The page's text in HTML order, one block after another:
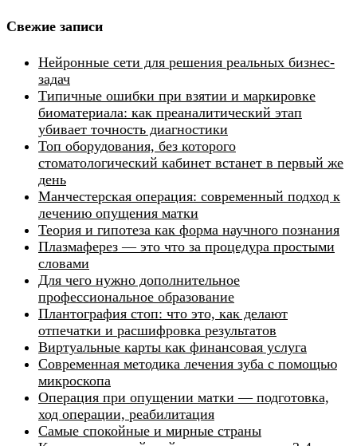
Свежие записи
Нейронные сети для решения реальных бизнес-
задач
Типичные ошибки при взятии и маркировке
биоматериала: как преаналитический этап
убивает точность диагностики
Топ оборудования, без которого
стоматологический кабинет встанет в первый же
день
Манчестерская операция: современный подход к
лечению опущения матки
Теория и гипотеза как форма научного познания
Плазмаферез — это что за процедура простыми
словами
Для чего нужно дополнительное
профессиональное образование
Плантография стоп: что это, как делают
отпечатки и расшифровка результатов
Виртуальные карты как финансовая услуга
Современная методика лечения зуба с помощью
микроскопа
Операция при опущении матки — подготовка,
ход операции, реабилитация
Самые спокойные и мирные страны